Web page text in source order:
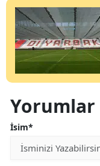
Yorumlar
İsim*